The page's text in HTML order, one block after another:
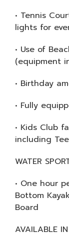
• Tennis
lights for
• Use of
(equipment
• Birthday
• Fully
• Kids Club
including
WATER
• One hour
Bottom
Board
AVAILABLE